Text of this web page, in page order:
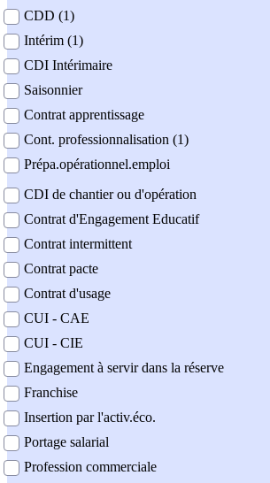
CDD (1)
Intérim (1)
CDI Intérimaire
Saisonnier
Contrat apprentissage
Cont. professionnalisation (1)
Prépa.opérationnel.emploi
CDI de chantier ou d'opération
Contrat d'Engagement Educatif
Contrat intermittent
Contrat pacte
Contrat d'usage
CUI - CAE
CUI - CIE
Engagement à servir dans la réserve
Franchise
Insertion par l'activ.éco.
Portage salarial
Profession commerciale